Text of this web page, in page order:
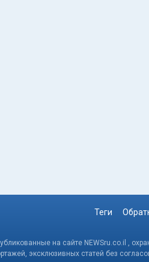
Теги
на сайте NEWSru.co.il ,
эксклюзивных статей без